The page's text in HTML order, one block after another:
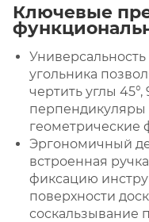
Ключевые
угольника
чертить углы 45°,
перпендикуляры
геометрические
Эргономичный
встроенная
фиксацию
поверхности
соскальзывание